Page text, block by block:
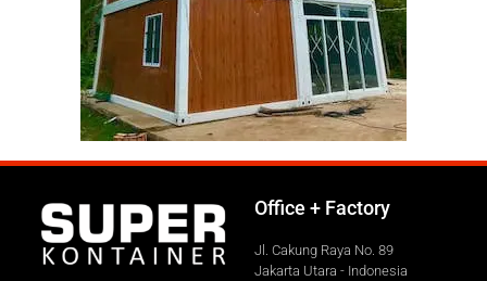
Office + Factory
Jl. Cakung Raya No. 89
Jakarta Utara - Indonesia